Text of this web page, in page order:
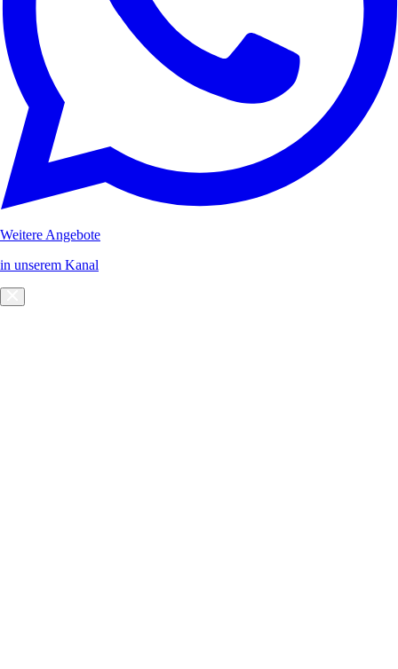
Weitere Angebote
in unserem Kanal